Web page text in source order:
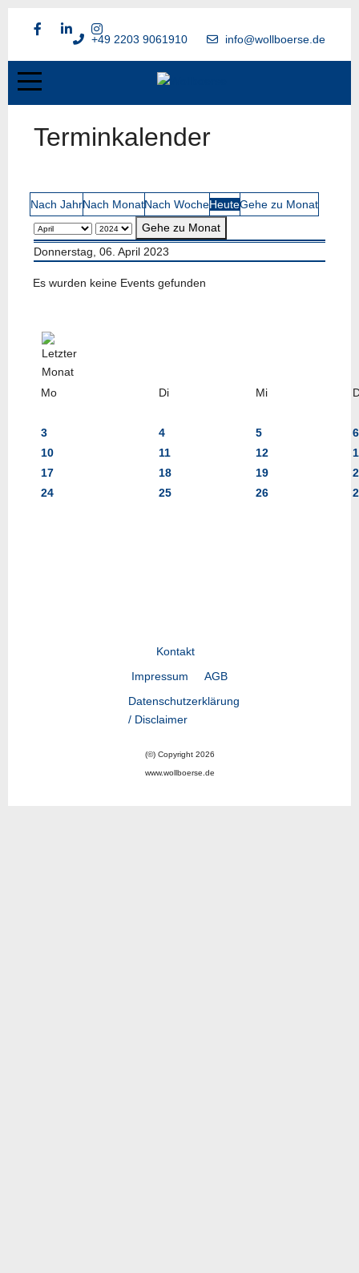
+49 2203 9061910 info@wollboerse.de
Terminkalender
Nach JahrNach MonatNach WocheHeuteGehe zu Monat
Gehe zu Monat
Donnerstag, 06. April 2023
Es wurden keine Events gefunden
Mo Di Mi
3 4 5
6
10
11 12
17
18 19
24
25 26
Kontakt
Impressum
AGB
Datenschutzerklärung
/ Disclaimer
(©) Copyright 2026
www.wollboerse.de